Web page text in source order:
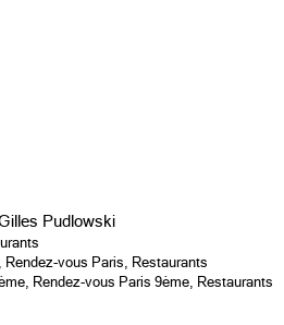
Pudlowski
, Rendez-vous Paris, Restaurants
, Rendez-vous Paris 9ème, Restaurants